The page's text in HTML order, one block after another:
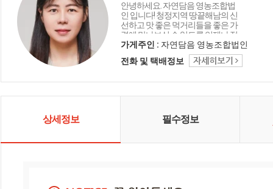
안녕하세요. 자연담음 영농조합법
인 입니다! 청정지역 땅끝해남의 신
선하고 맛 좋은 먹거리들을 좋은 가
격에 만나보실 수 있도록 언제나 정
직하게 운영하겠습니다!
가게주인 : 자연담음 영농조합법인
전화 및 택배정보
상세정보 필수정보